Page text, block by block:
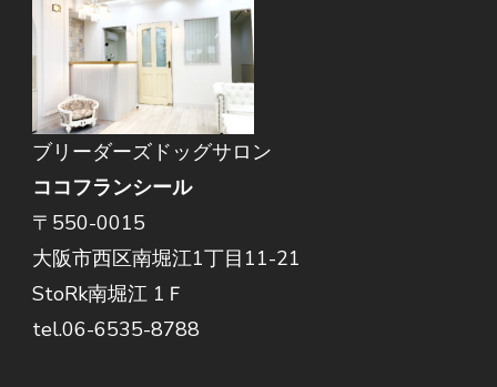
ブリーダーズドッグサロン
ココフランシール
〒550-0015
大阪市西区南堀江1丁目11-21
StoRk南堀江 1Ｆ
tel.06-6535-8788